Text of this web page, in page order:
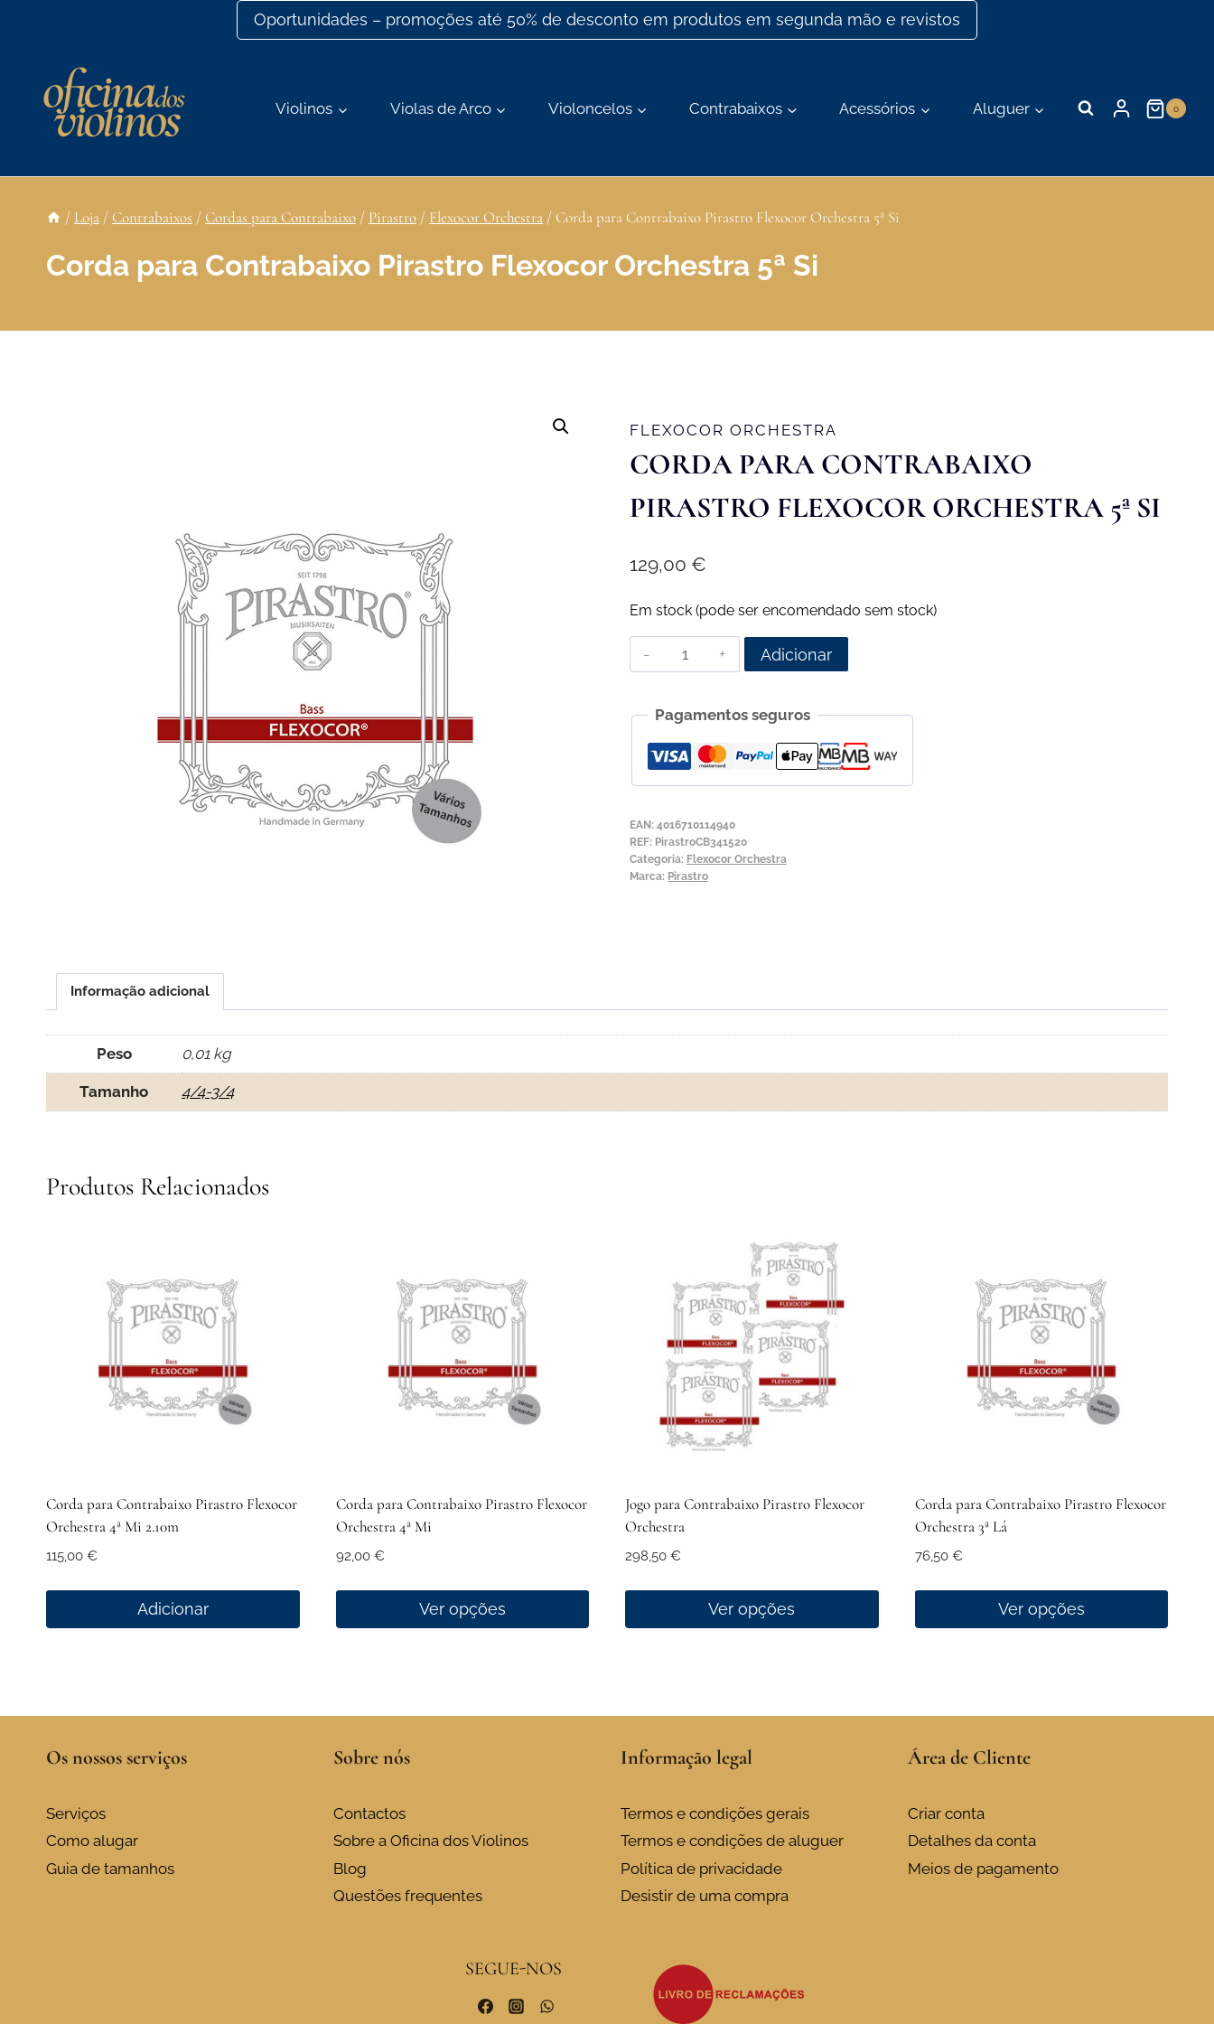
conteúdo
Oportunidades – promoções até 50% de desconto em produtos em segunda mão e revistos
Violinos Violas de Arco Violoncelos Contrabaixos Acessórios Aluguer 0
/ Loja / Contrabaixos / Cordas para Contrabaixo / Pirastro / Flexocor Orchestra / Corda para Contrabaixo Pirastro Flexocor Orchestra 5ª Si
Corda para Contrabaixo Pirastro Flexocor Orchestra 5ª Si
FLEXOCOR ORCHESTRA
CORDA PARA CONTRABAIXO
PIRASTRO FLEXOCOR ORCHESTRA 5ª SI
129,00 €
Em stock (pode ser encomendado sem stock)
Quantidade
de
para
Contrabaixo
Pirastro
Orchestra
5ª
Si
Adicionar
Pagamentos seguros
EAN: 4016710114940
REF: PirastroCB341520
Categoria: Flexocor Orchestra
Marca: Pirastro
Informação adicional
Peso 0,01 kg
Tamanho 4/4-3/4
Produtos Relacionados
Corda para Contrabaixo Pirastro Flexocor
Orchestra 4ª Mi 2.10m
115,00 €
Adicionar
Corda para Contrabaixo Pirastro Flexocor
Orchestra 4ª Mi
92,00 €
Ver opções
multiple
The
may
be
chosen
Jogo para Contrabaixo Pirastro Flexocor
Orchestra
298,50 €
Ver opções
multiple
The
may
be
chosen
Corda para Contrabaixo Pirastro Flexocor
Orchestra 3ª Lá
76,50 €
Ver opções
multiple
The
may
be
chosen
Os nossos serviços
Serviços
Como alugar
Guia de tamanhos
Sobre nós
Contactos
Sobre a Oficina dos Violinos
Blog
Questões frequentes
Informação legal
Termos e condições gerais
Termos e condições de aluguer
Política de privacidade
Desistir de uma compra
Área de Cliente
Criar conta
Detalhes da conta
Meios de pagamento
SEGUE-NOS